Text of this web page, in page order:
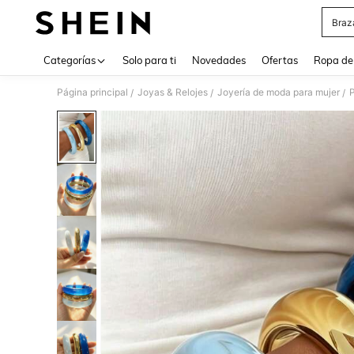
Categorías Solo para ti Novedades Ofertas Ropa
Página principal / Joyas & Relojes / Joyería de moda para mujer /